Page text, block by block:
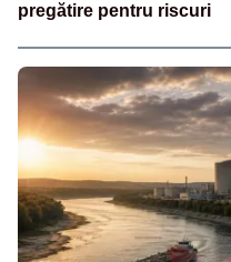
pregătire pentru riscuri